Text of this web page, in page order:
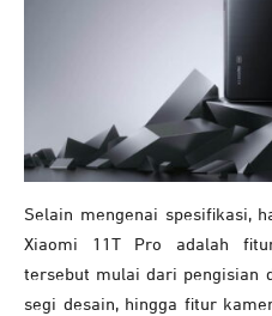
Selain mengenai spesifikasi,
Xiaomi 11T Pro adalah
tersebut mulai dari pengisian
segi desain, hingga fitur